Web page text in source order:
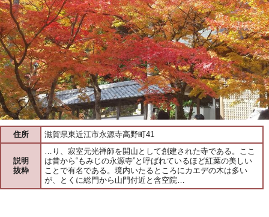
住所 滋賀県東近江市永源寺高野町41
説明
抜粋
…り、寂室元光禅師を開山として創建された寺である。ここ
は昔から“もみじの永源寺”と呼ばれているほど紅葉の美しい
ことで有名である。境内いたるところにカエデの木は多い
が、とくに総門から山門付近と含空院…